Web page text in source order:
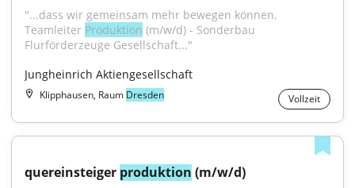
"...dass wir gemeinsam mehr bewegen können.
Teamleiter Produktion (m/w/d) - Sonderbau
Flurförderzeuge Gesellschaft..."
Jungheinrich Aktiengesellschaft
Klipphausen, Raum Dresden Vollzeit
quereinsteiger produktion (m/w/d)